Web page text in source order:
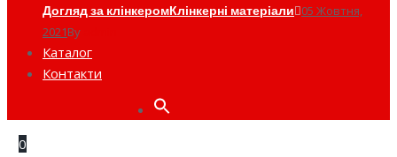
Догляд за клінкеромКлінкерні матеріали 05 Жовтня,
2021By
Каталог
Контакти
Search
for:
0